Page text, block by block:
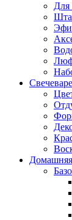
Для